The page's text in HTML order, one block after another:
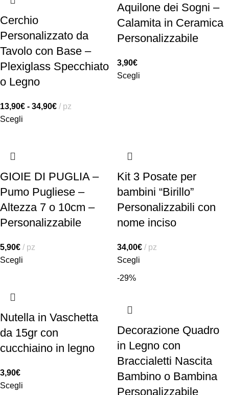
Cerchio
Personalizzato da
Tavolo con Base –
Plexiglass Specchiato
o Legno
13,90€ - 34,90€
pz
Scegli
Aquilone dei Sogni –
Calamita in Ceramica
Personalizzabile
3,90€
Scegli
GIOIE DI PUGLIA –
Pumo Pugliese –
Altezza 7 o 10cm –
Personalizzabile
5,90€
pz
Scegli
Kit 3 Posate per
bambini “Birillo”
Personalizzabili con
nome inciso
34,00€
pz
Scegli
Nutella in Vaschetta
da 15gr con
cucchiaino in legno
3,90€
Scegli
-29%
Decorazione Quadro
in Legno con
Braccialetti Nascita
Bambino o Bambina
Personalizzabile